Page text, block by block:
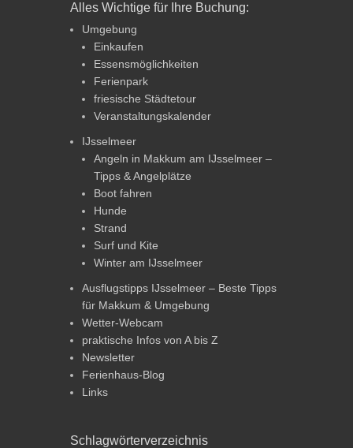
Alles Wichtige für Ihre Buchung:
Umgebung
Einkaufen
Essensmöglichkeiten
Ferienpark
friesische Städtetour
Veranstaltungskalender
IJsselmeer
Angeln in Makkum am IJsselmeer –
Tipps & Angelplätze
Boot fahren
Hunde
Strand
Surf und Kite
Winter am IJsselmeer
Ausflugstipps IJsselmeer – Beste Tipps
für Makkum & Umgebung
Wetter-Webcam
praktische Infos von A bis Z
Newsletter
Ferienhaus-Blog
Links
Schlagwörterverzeichnis